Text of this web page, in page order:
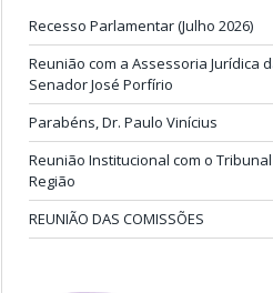
Recesso Parlamentar (Julho 2026)
Reunião com a Assessoria Jurídica
Senador José Porfírio
Parabéns, Dr. Paulo Vinícius
Reunião Institucional com o
Região
REUNIÃO DAS COMISSÕES